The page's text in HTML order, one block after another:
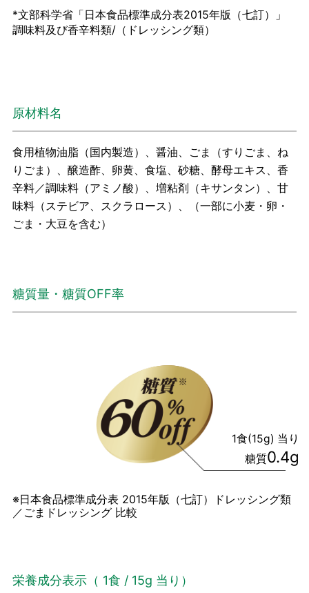
*文部科学省「日本食品標準成分表2015年版（七訂）」
調味料及び香辛料類/（ドレッシング類）
原材料名
食用植物油脂（国内製造）、醤油、ごま（すりごま、ね
りごま）、醸造酢、卵黄、食塩、砂糖、酵母エキス、香
辛料／調味料（アミノ酸）、増粘剤（キサンタン）、甘
味料（ステビア、スクラロース）、（一部に小麦・卵・
ごま・大豆を含む）
糖質量・糖質OFF率
1食(15g) 当り
糖質0.4g
※日本食品標準成分表 2015年版（七訂）ドレッシング類
／ごまドレッシング 比較
栄養成分表示（ 1食 / 15g 当り）